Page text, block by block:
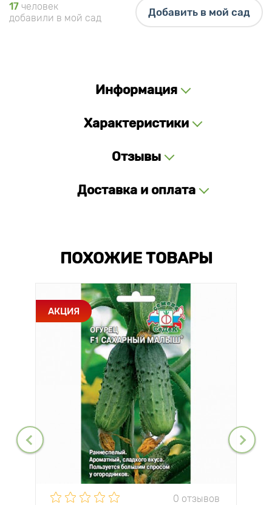
17 человек
добавили в мой сад
Добавить в мой сад
Информация
Характеристики
Отзывы
Доставка и оплата
ПОХОЖИЕ ТОВАРЫ
АКЦИЯ
0 отзывов